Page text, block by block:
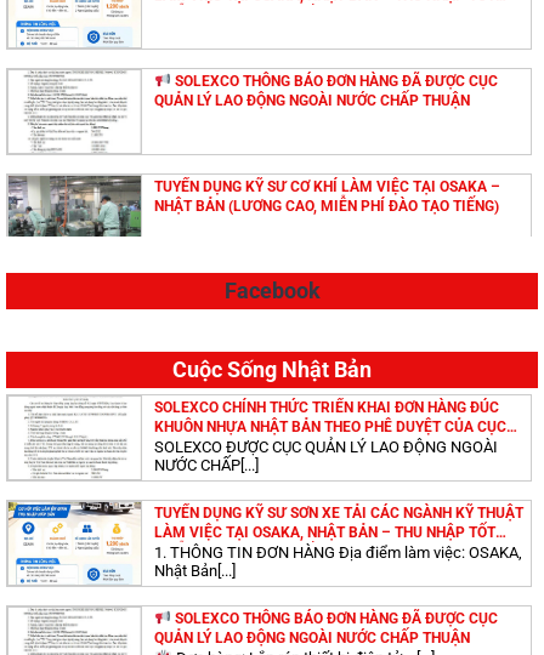
SOLEXCO THÔNG BÁO ĐƠN HÀNG ĐÃ ĐƯỢC CỤC
QUẢN LÝ LAO ĐỘNG NGOÀI NƯỚC CHẤP THUẬN
TUYỂN DỤNG KỸ SƯ CƠ KHÍ LÀM VIỆC TẠI OSAKA –
NHẬT BẢN (LƯƠNG CAO, MIỄN PHÍ ĐÀO TẠO TIẾNG)
TUYỂN DỤNG KỸ SƯ LÀM VIỆC TẠI IBARAKI – NHẬT
BẢN (LƯƠNG CAO, MIỄN PHÍ ĐÀO TẠO TIẾNG)
TUYỂN DỤNG KỸ SƯ ĐIỆN LÀM VIỆC TẠI OSAKA – NHẬT
BẢN (LƯƠNG CAO, MIỄN PHÍ ĐÀO TẠO TIẾNG)
TUYỂN DỤNG KỸ SƯ CHẤT LƯỢNG CAO LÀM VIỆC TẠI
AICHIKEN, MIEKEN – NHẬT BẢN
TUYỂN DỤNG KỸ SƯ CƠ KHÍ LÀM VIỆC TẠI
SHIMANEKEN – NHẬT BẢN (LƯƠNG CAO, MIỄN PHÍ ĐÀO
TẠO TIẾNG)
Facebook
Cuộc Sống Nhật Bản
SOLEXCO CHÍNH THỨC TRIỂN KHAI ĐƠN HÀNG ĐÚC
KHUÔN NHỰA NHẬT BẢN THEO PHÊ DUYỆT CỦA CỤC
QUẢN LÝ LAO ĐỘNG NGOÀI NƯỚC
SOLEXCO ĐƯỢC CỤC QUẢN LÝ LAO ĐỘNG NGOÀI
NƯỚC CHẤP[...]
TUYỂN DỤNG KỸ SƯ SƠN XE TẢI CÁC NGÀNH KỸ THUẬT
LÀM VIỆC TẠI OSAKA, NHẬT BẢN – THU NHẬP TỐT
(MIỄN PHÍ ĐÀO TẠO TIẾNG NHẬT)
1. THÔNG TIN ĐƠN HÀNG Địa điểm làm việc: OSAKA,
Nhật Bản[...]
SOLEXCO THÔNG BÁO ĐƠN HÀNG ĐÃ ĐƯỢC CỤC
QUẢN LÝ LAO ĐỘNG NGOÀI NƯỚC CHẤP THUẬN